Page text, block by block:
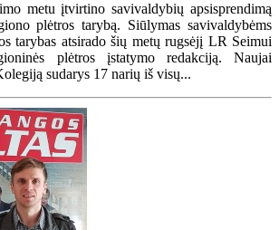
metu įtvirtino savivaldybių apsisprendimą
plėtros tarybą. Siūlymas savivaldybėms
tarybas atsirado šių metų rugsėjį LR Seimui
plėtros įstatymo redakciją. Naujai
sudarys 17 narių iš visų...